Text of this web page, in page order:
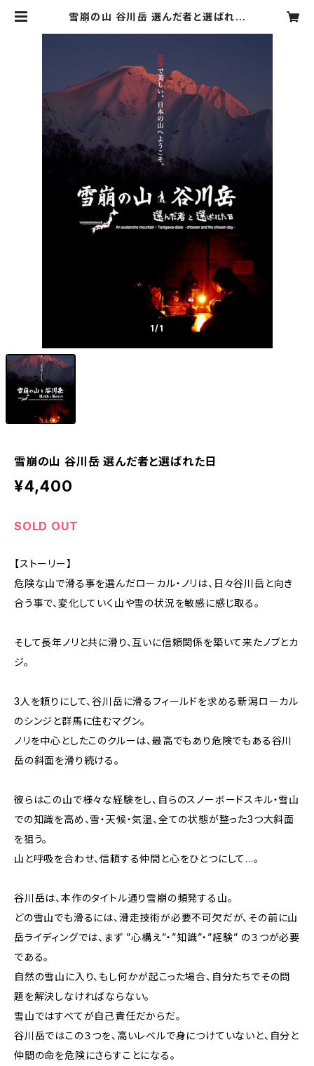
雪崩の山 谷川岳 選んだ者と選ばれた
1/1
雪崩の山 谷川岳 選んだ者と選ばれた日
¥4,400
SOLD OUT
【ストーリー】
危険な山で滑る事を選んだローカル・ノリは、日々谷川岳と向き
合う事で、変化していく山や雪の状況を敏感に感じ取る。
そして長年ノリと共に滑り、互いに信頼関係を築いて来たノブとカ
ジ。
3人を頼りにして、谷川岳に滑るフィールドを求める新潟ローカル
のシンジと群馬に住むマグン。
ノリを中心としたこのクルーは、最高でもあり危険でもある谷川
岳の斜面を滑り続ける。
彼らはこの山で様々な経験をし、自らのスノーボードスキル・雪山
での知識を高め、雪・天候・気温、全ての状態が整った3つ大斜面
を狙う。
山と呼吸を合わせ、信頼する仲間と心をひとつにして…。
谷川岳は、本作のタイトル通り雪崩の頻発する山。
どの雪山でも滑るには、滑走技術が必要不可欠だが、その前に山
岳ライディングでは、まず ”心構え”・”知識”・”経験” の３つが必要
である。
自然の雪山に入り、もし何かが起こった場合、自分たちでその問
題を解決しなければならない。
雪山ではすべてが自己責任だからだ。
谷川岳ではこの３つを、高いレベルで身につけていないと、自分と
仲間の命を危険にさらすことになる。